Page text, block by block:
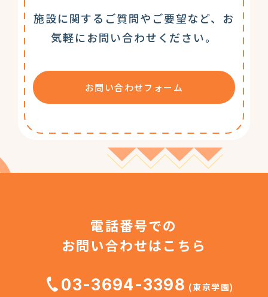
施設に関するご質問やご要望など、お
気軽にお問い合わせください。
お問い合わせフォーム
電話番号での
お問い合わせはこちら
03-3694-3398 (東京学園)